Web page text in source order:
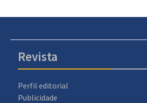
Revista
Perfil editorial
Publicidade